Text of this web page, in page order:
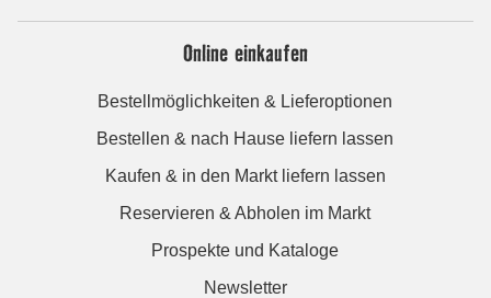
Online einkaufen
Bestellmöglichkeiten & Lieferoptionen
Bestellen & nach Hause liefern lassen
Kaufen & in den Markt liefern lassen
Reservieren & Abholen im Markt
Prospekte und Kataloge
Newsletter